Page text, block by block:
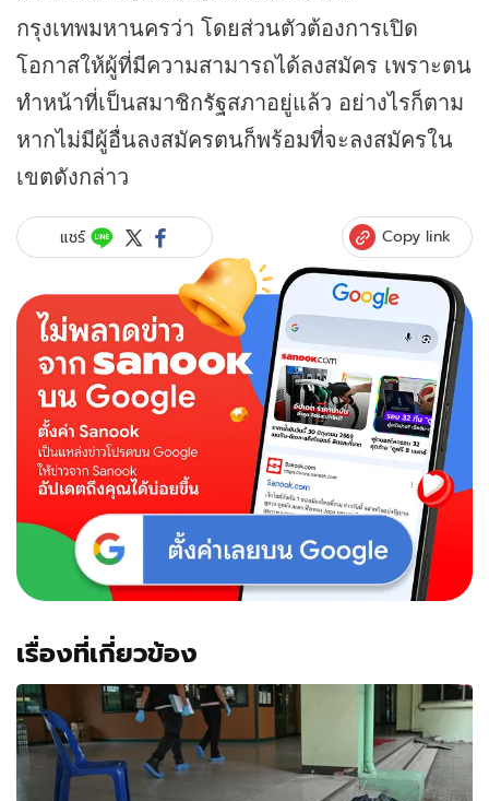
กรุงเทพมหานครว่า โดยส่วนตัวต้องการเปิด
โอกาสให้ผู้ที่มีความสามารถได้ลงสมัคร เพราะตน
ทำหน้าที่เป็นสมาชิกรัฐสภาอยู่แล้ว อย่างไรก็ตาม
หากไม่มีผู้อื่นลงสมัครตนก็พร้อมที่จะลงสมัครใน
เขตดังกล่าว
แชร์ Copy link
เรื่องที่เกี่ยวข้อง